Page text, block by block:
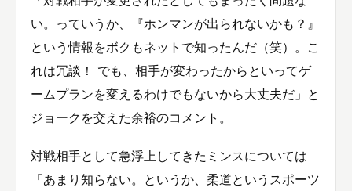
い。っていうか、『ホンマンが出られないかも？』
という情報をボクもネットで知ったんだ（笑）。こ
れは冗談！ でも、相手が変わったからといってゲ
ームプランを変えるわけでもないから大丈夫だ」と
ジョークを交えた余裕のコメント。
対戦相手として急浮上してきたミンスについては
「あまり知らない。というか、柔道というスポーツ